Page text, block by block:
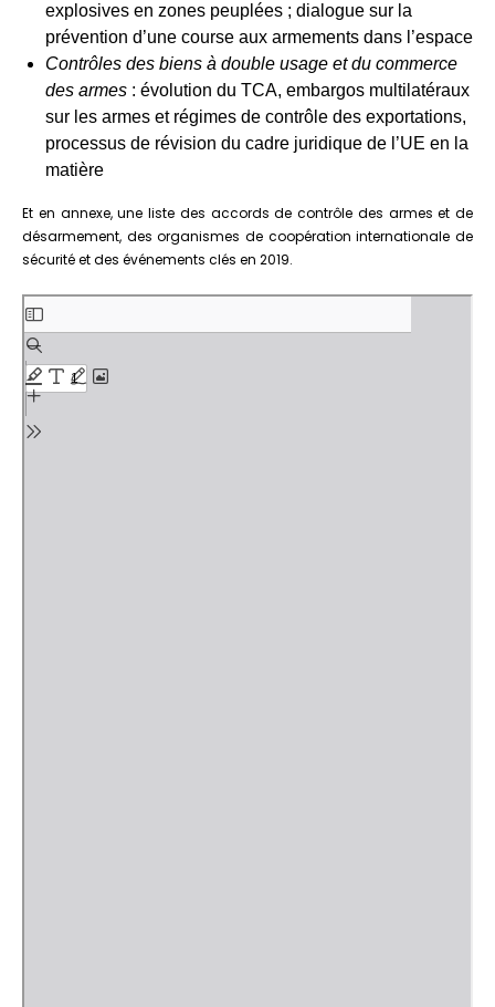
explosives en zones peuplées ; dialogue sur la
prévention d’une course aux armements dans l’espace
Contrôles des biens à double usage et du commerce
des armes : évolution du TCA, embargos multilatéraux
sur les armes et régimes de contrôle des exportations,
processus de révision du cadre juridique de l’UE en la
matière
Et en annexe, une liste des accords de contrôle des armes et de
désarmement, des organismes de coopération internationale de
sécurité et des événements clés en 2019.
Aller
au
contenu
PDF